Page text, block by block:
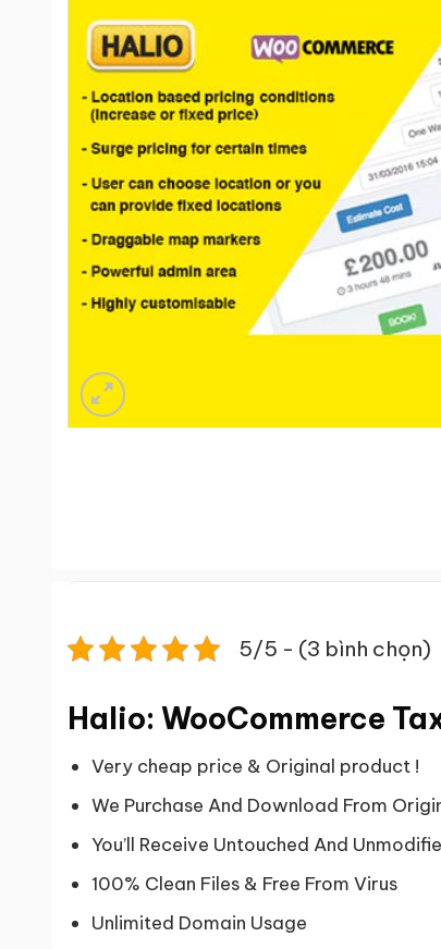
5/5 - (3 bình chọn)
Halio: WooCommerce
Very cheap price & Original product !
We Purchase And Download From
You’ll Receive Untouched And
100% Clean Files & Free From Virus
Unlimited Domain Usage